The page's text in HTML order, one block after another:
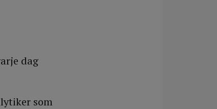
dag
som